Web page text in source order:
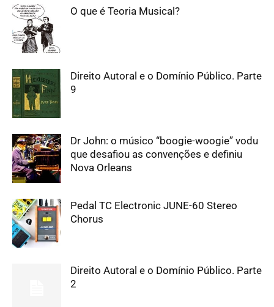
O que é Teoria Musical?
Direito Autoral e o Domínio Público. Parte
9
Dr John: o músico “boogie-woogie” vodu
que desafiou as convenções e definiu
Nova Orleans
Pedal TC Electronic JUNE-60 Stereo
Chorus
Direito Autoral e o Domínio Público. Parte
2